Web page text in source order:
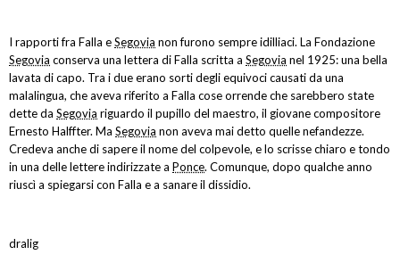
I rapporti fra Falla eSegovia non furono sempre idilliaci. La Fondazione
Segovia conserva una lettera di Falla scritta a Segovia nel 1925: una bella
lavata di capo. Tra i due erano sorti degli equivoci causati da una
malalingua, che aveva riferito a Falla cose orrende che sarebbero state
dette da Segovia riguardo il pupillo del maestro, il giovane compositore
Ernesto Halffter. Ma Segovia non aveva mai detto quelle nefandezze.
Credeva anche di sapere il nome del colpevole, e lo scrisse chiaro e tondo
in una delle lettere indirizzate a Ponce. Comunque, dopo qualche anno
riuscì a spiegarsi con Falla e a sanare il dissidio.
dralig